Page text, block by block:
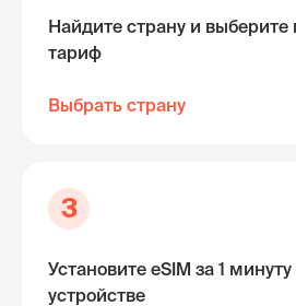
Найдите страну и
тариф
Выбрать страну
3
Установите eSIM за 1
устройстве